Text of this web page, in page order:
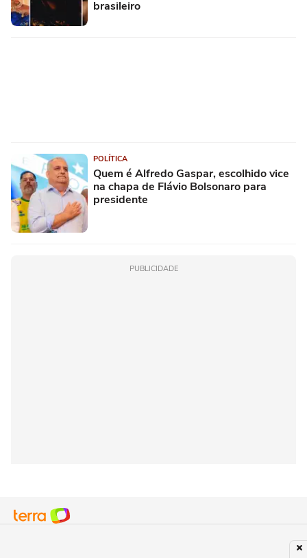
brasileiro
POLÍTICA
Quem é Alfredo Gaspar, escolhido vice
na chapa de Flávio Bolsonaro para
presidente
PUBLICIDADE